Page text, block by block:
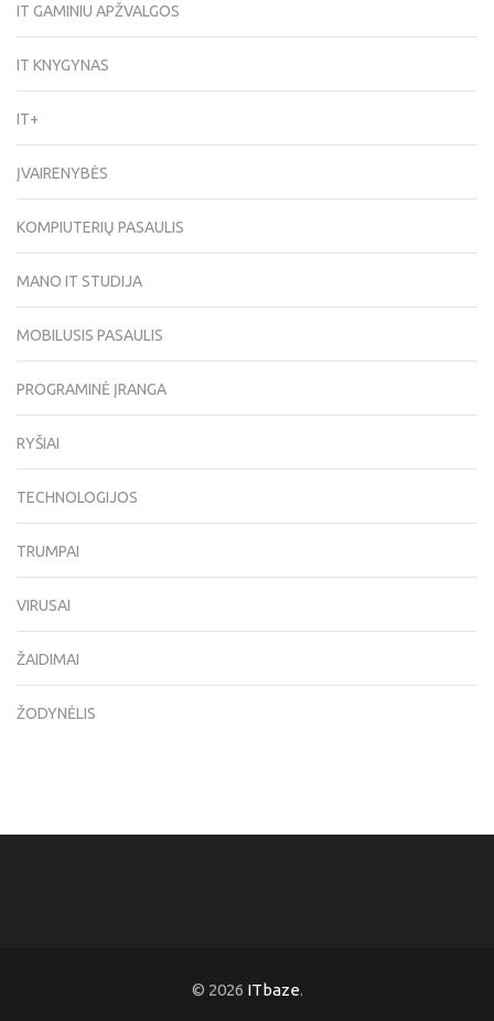
IT GAMINIU APŽVALGOS
IT KNYGYNAS
IT+
ĮVAIRENYBĖS
KOMPIUTERIŲ PASAULIS
MANO IT STUDIJA
MOBILUSIS PASAULIS
PROGRAMINĖ ĮRANGA
RYŠIAI
TECHNOLOGIJOS
TRUMPAI
VIRUSAI
ŽAIDIMAI
ŽODYNĖLIS
© 2026 ITbaze.